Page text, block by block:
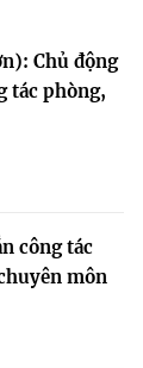
Chủ động
tác phòng,
công tác
môn